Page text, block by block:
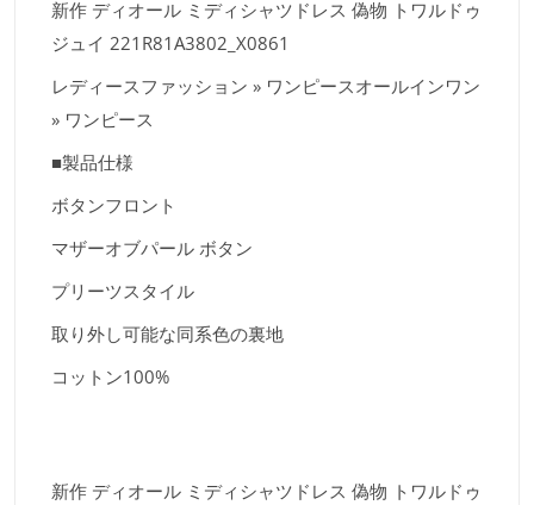
新作 ディオール ミディシャツドレス 偽物 トワルドゥ
ジュイ 221R81A3802_X0861
レディースファッション » ワンピースオールインワン
» ワンピース
■製品仕様
ボタンフロント
マザーオブパール ボタン
プリーツスタイル
取り外し可能な同系色の裏地
コットン100%
新作 ディオール ミディシャツドレス 偽物 トワルドゥ